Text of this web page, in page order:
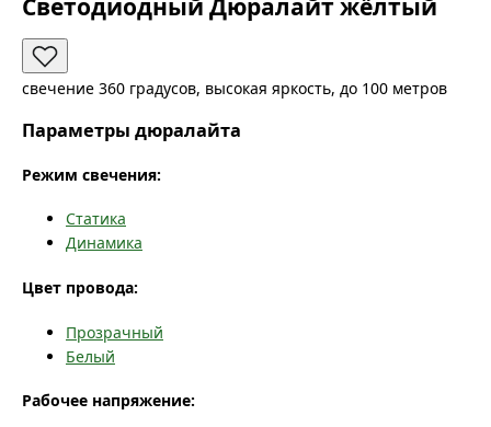
Светодиодный Дюралайт жёлтый
свечение 360 градусов, высокая яркость, до 100 метров
Параметры дюралайта
Режим свечения:
Статика
Динамика
Цвет провода:
Прозрачный
Белый
Рабочее напряжение: